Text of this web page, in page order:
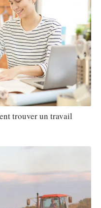
trouver un travail